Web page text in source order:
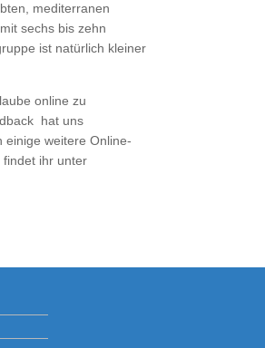
mediterranen
sechs bis zehn
ist natürlich kleiner
online zu
hat uns
weitere Online-
findet ihr unter